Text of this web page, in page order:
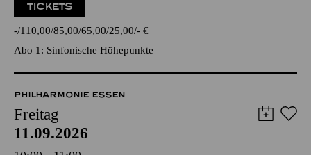
TICKETS
- 110,00 85,00 65,00 25,00 - €
Abo 1: Sinfonische Höhepunkte
PHILHARMONIE ESSEN
Freitag
11.09.2026